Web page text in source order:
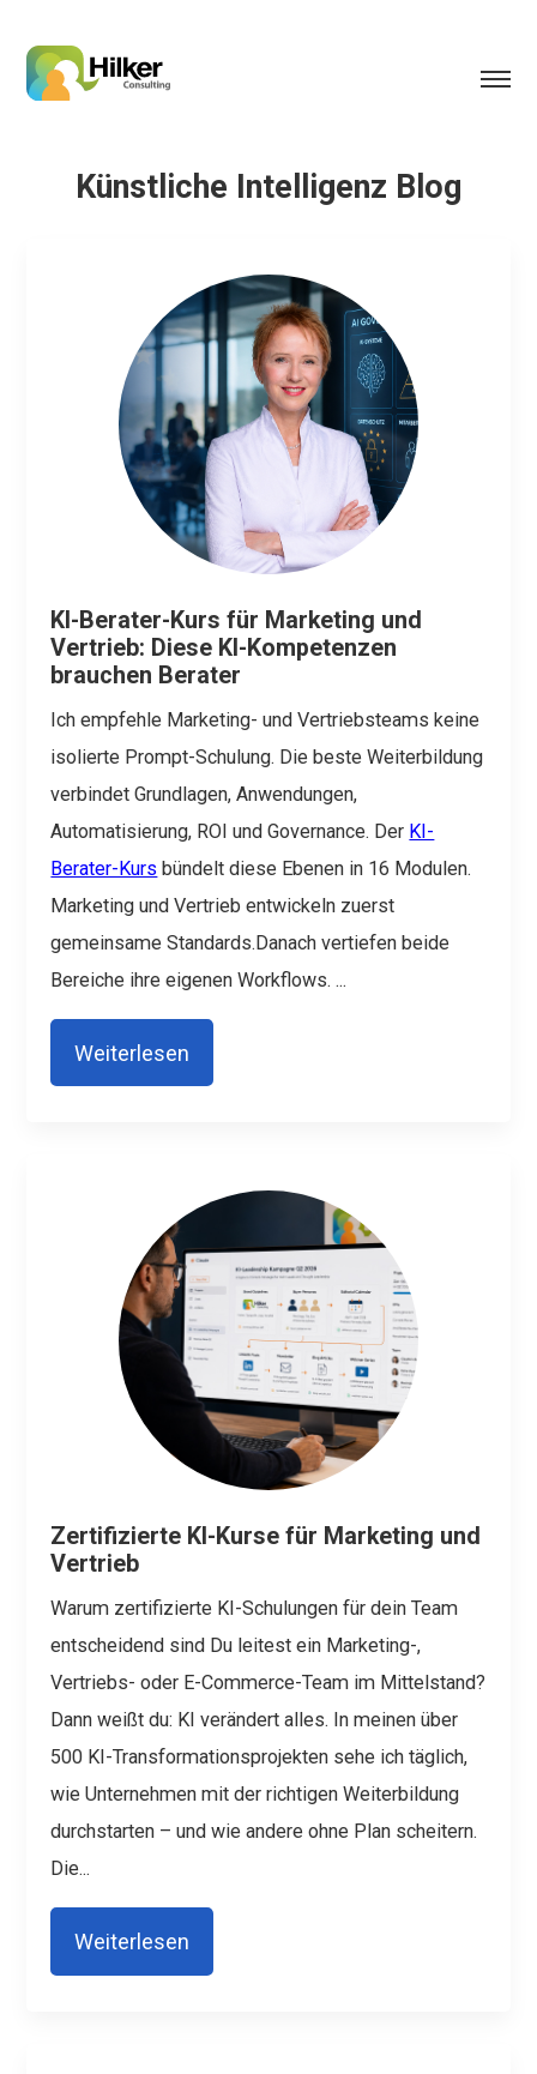
Künstliche Intelligenz Blog
KI-Berater-Kurs für Marketing und
Vertrieb: Diese KI-Kompetenzen
brauchen Berater
Ich empfehle Marketing- und Vertriebsteams keine
isolierte Prompt-Schulung. Die beste Weiterbildung
verbindet Grundlagen, Anwendungen,
Automatisierung, ROI und Governance. Der KI-
Berater-Kurs bündelt diese Ebenen in 16 Modulen.
Marketing und Vertrieb entwickeln zuerst
gemeinsame Standards.Danach vertiefen beide
Bereiche ihre eigenen Workflows. ...
Weiterlesen
Zertifizierte KI-Kurse für Marketing und
Vertrieb
Warum zertifizierte KI-Schulungen für dein Team
entscheidend sind Du leitest ein Marketing-,
Vertriebs- oder E-Commerce-Team im Mittelstand?
Dann weißt du: KI verändert alles. In meinen über
500 KI-Transformationsprojekten sehe ich täglich,
wie Unternehmen mit der richtigen Weiterbildung
durchstarten – und wie andere ohne Plan scheitern.
Die...
Weiterlesen